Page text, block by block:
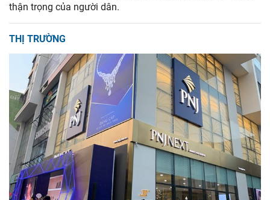
thận trọng của người dân.
THỊ TRƯỜNG